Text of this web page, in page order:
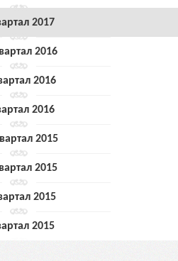
2017
2016
2016
2016
2015
2015
2015
2015